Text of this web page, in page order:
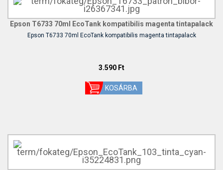
Epson T6733 70ml EcoTank kompatibilis magenta tintapalack
Epson T6733 70ml EcoTank kompatibilis magenta tintapalack
3.590 Ft